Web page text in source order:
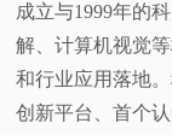
成立与1999年的
解、计算机视觉
和行业应用落地
创新平台、首个